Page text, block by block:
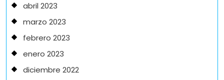
abril 2023
marzo 2023
febrero 2023
enero 2023
diciembre 2022